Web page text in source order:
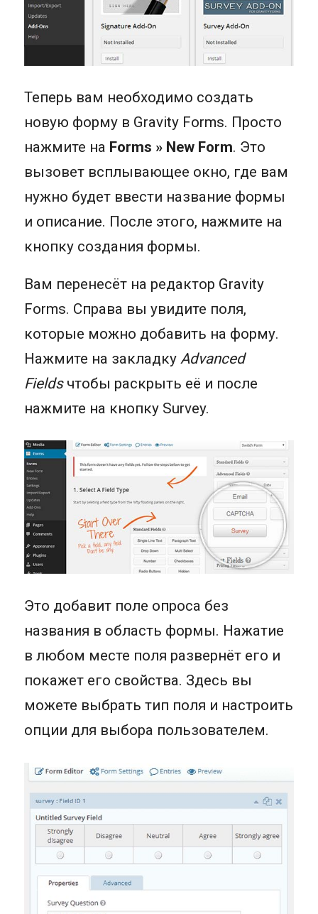
Теперь вам необходимо создать
новую форму в Gravity Forms. Просто
нажмите на Forms » New Form. Это
вызовет всплывающее окно, где вам
нужно будет ввести название формы
и описание. После этого, нажмите на
кнопку создания формы.
Вам перенесёт на редактор Gravity
Forms. Справа вы увидите поля,
которые можно добавить на форму.
Нажмите на закладку Advanced
Fieldsчтобы раскрыть её и после
нажмите на кнопку Survey.
Это добавит поле опроса без
названия в область формы. Нажатие
в любом месте поля развернёт его и
покажет его свойства. Здесь вы
можете выбрать тип поля и настроить
опции для выбора пользователем.